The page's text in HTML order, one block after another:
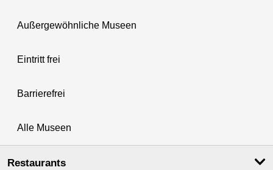
Außergewöhnliche Museen
Eintritt frei
Barrierefrei
Alle Museen
Restaurants